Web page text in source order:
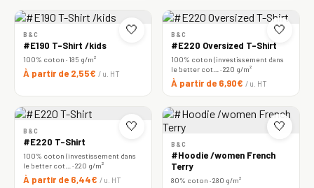
🤍
B&C
#E190 T-Shirt /kids
100% coton · 185 g/m²
À partir de 2,55€ / u. HT
🤍
B&C
#E220 Oversized T-Shirt
100% coton (investissement dans
le better cot… · 220 g/m²
À partir de 6,90€ / u. HT
🤍
B&C
#E220 T-Shirt
100% coton (investissement dans
le better cot… · 220 g/m²
À partir de 6,44€ / u. HT
🤍
B&C
#Hoodie /women French
Terry
80% coton · 280 g/m²